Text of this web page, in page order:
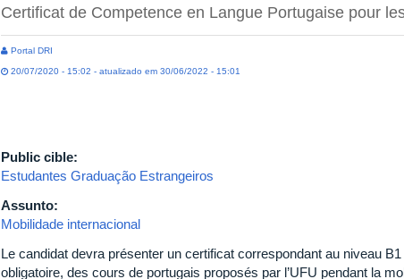
Certificat de Competence en Langue Portugaise pour
Portal DRI
20/07/2020 - 15:02 - atualizado em 30/06/2022 - 15:01
Public cible:
Estudantes Graduação Estrangeiros
Assunto:
Mobilidade internacional
Le candidat devra présenter un certificat correspondant au niveau
obligatoire, des cours de portugais proposés par l’UFU pendant la